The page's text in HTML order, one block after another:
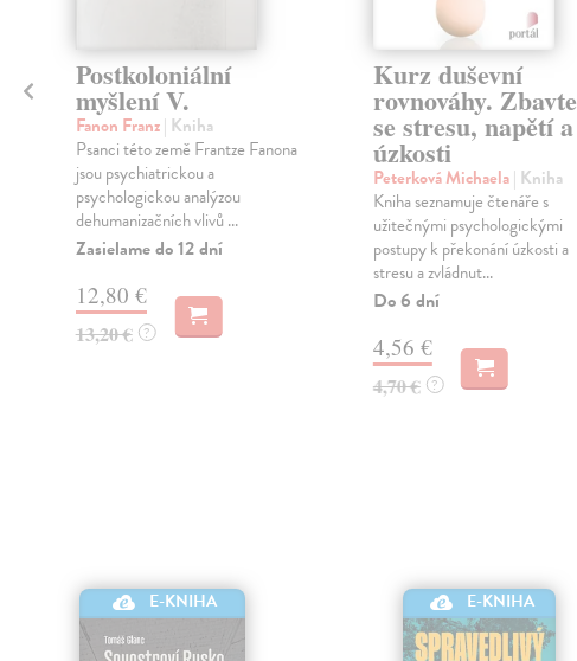
Postkoloniální
myšlení V.
Fanon Franz| Kniha
Psanci této země Frantze Fanona
jsou psychiatrickou a
psychologickou analýzou
dehumanizačních vlivů ...
Zasielame do 12 dní
12,80 €
13,20 € ?
Kurz duševní
rovnováhy. Zbavte
se stresu, napětí a
úzkosti
Peterková Michaela| Kniha
Kniha seznamuje čtenáře s
užitečnými psychologickými
postupy k překonání úzkosti a
stresu a zvládnut...
Do 6 dní
4,56 €
4,70 € ?
E-KNIHA E-KNIHA